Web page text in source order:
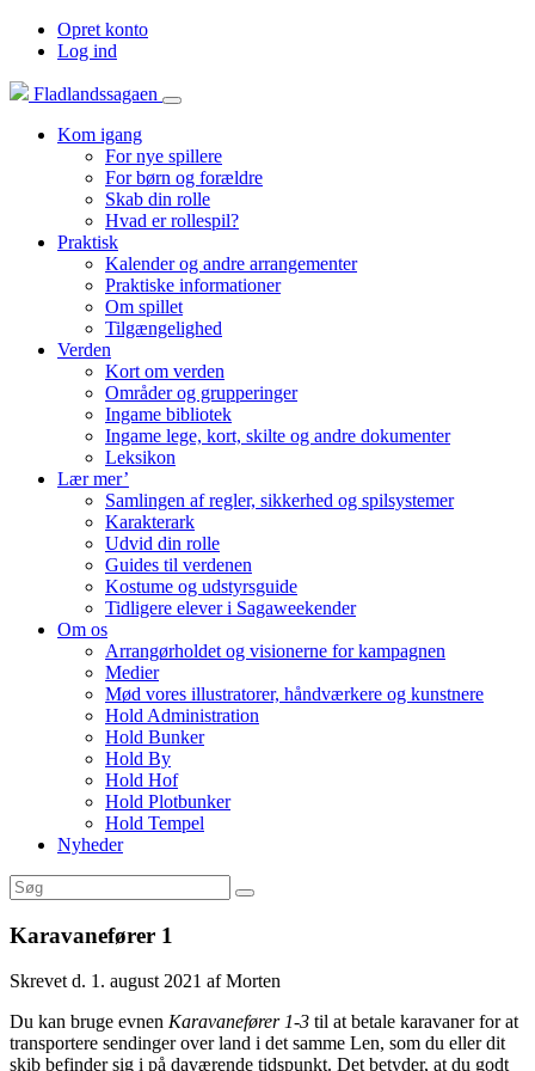
Opret konto
Log ind
Fladlandssagaen
Kom igang
For nye spillere
For børn og forældre
Skab din rolle
Hvad er rollespil?
Praktisk
Kalender og andre arrangementer
Praktiske informationer
Om spillet
Tilgængelighed
Verden
Kort om verden
Områder og grupperinger
Ingame bibliotek
Ingame lege, kort, skilte og andre dokumenter
Leksikon
Lær mer’
Samlingen af regler, sikkerhed og spilsystemer
Karakterark
Udvid din rolle
Guides til verdenen
Kostume og udstyrsguide
Tidligere elever i Sagaweekender
Om os
Arrangørholdet og visionerne for kampagnen
Medier
Mød vores illustratorer, håndværkere og kunstnere
Hold Administration
Hold Bunker
Hold By
Hold Hof
Hold Plotbunker
Hold Tempel
Nyheder
Karavanefører 1
Skrevet d. 1. august 2021 af Morten
Du kan bruge evnen Karavanefører 1-3 til at betale karavaner for at
transportere sendinger over land i det samme Len, som du eller dit
skib befinder sig i på daværende tidspunkt. Det betyder, at du godt